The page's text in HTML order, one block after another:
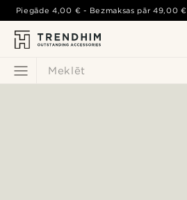
Meklēt
Piegāde4,00 € - Bezmaksas pār49,00 €